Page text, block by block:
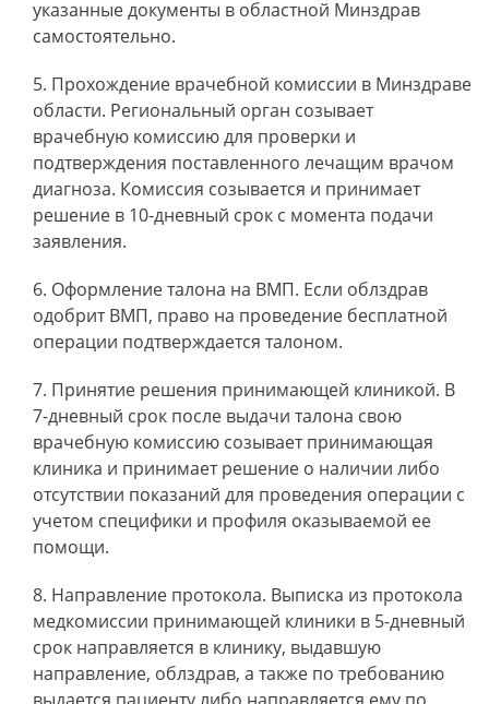
указанные документы в областной Минздрав
самостоятельно.
Прохождение врачебной комиссии в Минздраве
области. Региональный орган созывает
врачебную комиссию для проверки и
подтверждения поставленного лечащим врачом
диагноза. Комиссия созывается и принимает
решение в 10-дневный срок с момента подачи
заявления.
Оформление талона на ВМП. Если облздрав
одобрит ВМП, право на проведение бесплатной
операции подтверждается талоном.
Принятие решения принимающей клиникой. В
7-дневный срок после выдачи талона свою
врачебную комиссию созывает принимающая
клиника и принимает решение о наличии либо
отсутствии показаний для проведения операции с
учетом специфики и профиля оказываемой ее
помощи.
Направление протокола. Выписка из протокола
медкомиссии принимающей клиники в 5-дневный
срок направляется в клинику, выдавшую
направление, облздрав, а также по требованию